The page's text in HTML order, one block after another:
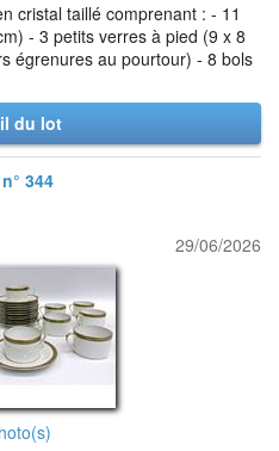
cristal taillé comprenant : - 11
- 3 petits verres à pied (9 x 8
égrenures au pourtour) - 8 bols
du lot
344
29/06/2026